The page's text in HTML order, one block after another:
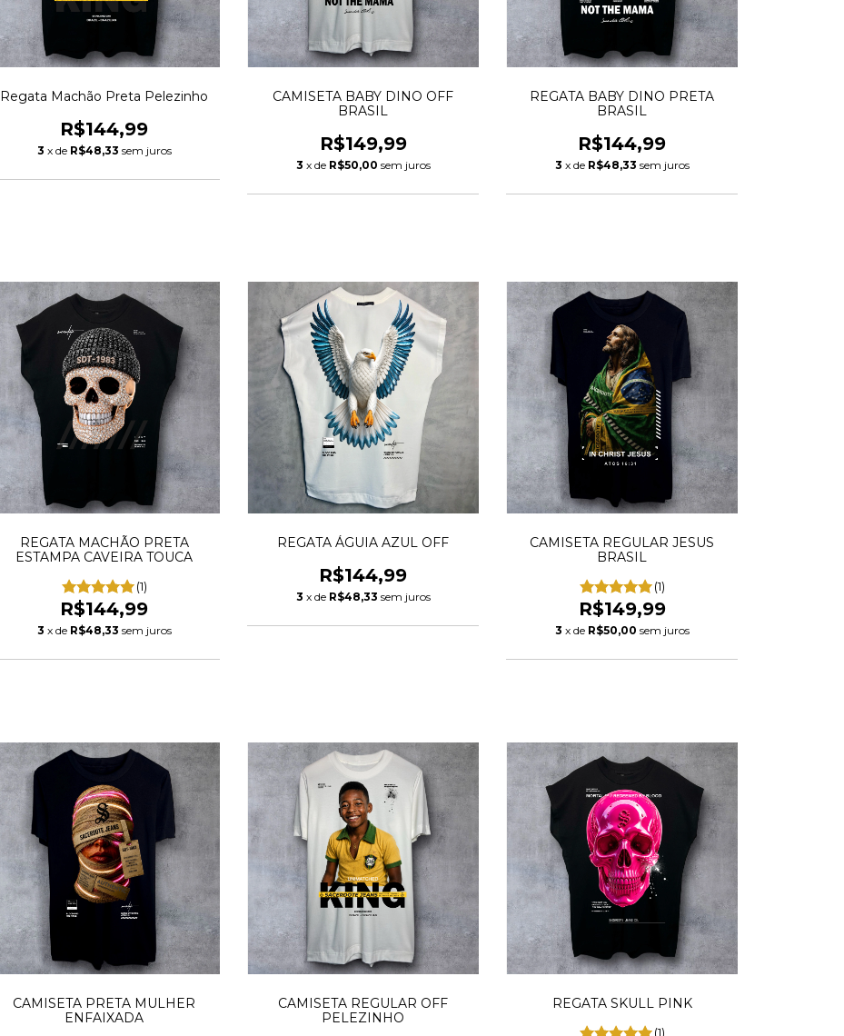
Regata Machão Preta Pelezinho
R$144,99
3 x de R$48,33 sem juros
CAMISETA BABY DINO OFF
BRASIL
R$149,99
3 x de R$50,00 sem juros
REGATA BABY DINO PRETA
BRASIL
R$144,99
3 x de R$48,33 sem juros
REGATA MACHÃO PRETA
ESTAMPA CAVEIRA TOUCA
(1)
R$144,99
3 x de R$48,33 sem juros
REGATA ÁGUIA AZUL OFF
R$144,99
3 x de R$48,33 sem juros
CAMISETA REGULAR JESUS
BRASIL
(1)
R$149,99
3 x de R$50,00 sem juros
CAMISETA PRETA MULHER
ENFAIXADA
CAMISETA REGULAR OFF
PELEZINHO
REGATA SKULL PINK
(1)